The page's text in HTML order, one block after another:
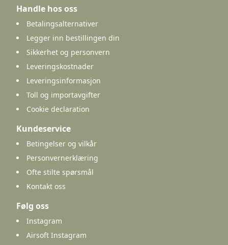
Handle hos oss
Betalingsalternativer
Legger inn bestillingen din
Sikkerhet og personvern
Leveringskostnader
Leveringsinformasjon
Toll og importavgifter
Cookie declaration
Kundeservice
Betingelser og vilkår
Personvernerklæring
Ofte stilte spørsmål
Kontakt oss
Følg oss
Instagram
Airsoft Instagram